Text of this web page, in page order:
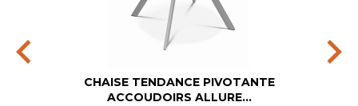
chevron_left
CHAISE TENDANCE PIVOTANTE
ACCOUDOIRS ALLURE...
chevron_right